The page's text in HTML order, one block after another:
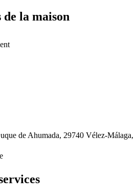
la maison
de Ahumada, 29740 Vélez-Málaga,